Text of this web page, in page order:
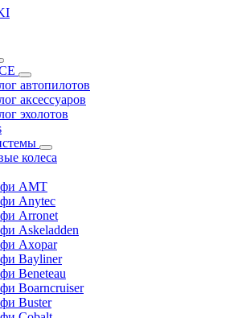
автопилотов
аксессуаров
эхолотов
колеса
AMT
Anytec
Arronet
Askeladden
Axopar
Bayliner
Beneteau
Boarncruiser
Buster